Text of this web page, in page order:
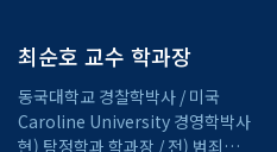
최순호 교수 학과장
동국대학교 경찰학박사 / 미국
Caroline University 경영학박사
현) 탐정학과 학과장 / 전) 범죄교정